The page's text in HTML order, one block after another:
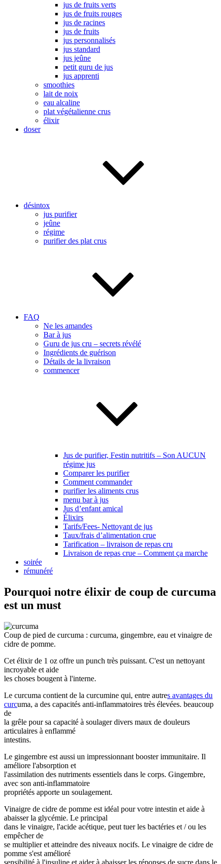
jus de fruits verts
jus de fruits rouges
jus de racines
jus de fruits
jus personnalisés
jus standard
jus jeûne
petit guru de jus
jus apprenti
smoothies
lait de noix
eau alcaline
plat végétalienne crus
élixir
doser
désintox
jus purifier
jeûne
régime
purifier des plat crus
FAQ
Ne les amandes
Bar à jus
Guru de jus cru – secrets révélé
Ingrédients de guérison
Détails de la livraison
commencer
Jus de purifier, Festin nutritifs – Son AUCUN
régime jus
Comparer les purifier
Comment commander
purifier les aliments crus
menu bar à jus
Jus d’enfant amical
Élixirs
Tarifs/Fees- Nettoyant de jus
Taux/frais d’alimentation crue
Tarification – livraison de repas cru
Livraison de repas crue – Comment ça marche
soirée
rémunéré
Pourquoi notre élixir de coup de curcuma
est un must
Coup de pied de curcuma : curcuma, gingembre, eau et vinaigre de
cidre de pomme.
Cet élixir de 1 oz offre un punch très puissant. C'est un nettoyant
incroyable et aide
les choses bougent à l'interne.
Le curcuma contient de la curcumine qui, entre autres avantages du
curcuma, a des capacités anti-inflammatoires très élevées. beaucoup
de
la grêle pour sa capacité à soulager divers maux de douleurs
articulaires à enflammé
intestins.
Le gingembre est aussi un impressionnant booster immunitaire. Il
améliore l'absorption et
l'assimilation des nutriments essentiels dans le corps. Gingembre,
avec son anti-inflammatoire
propriétés apporte un soulagement.
Vinaigre de cidre de pomme est idéal pour votre intestin et aide à
abaisser la glycémie. Le principal
dans le vinaigre, l'acide acétique, peut tuer les bactéries et / ou les
empêcher de
se multiplier et atteindre des niveaux nocifs. Le vinaigre de cidre de
pomme s'est amélioré
sensibilité à l'insuline et aider à abaisser les réponses de sucre dans le